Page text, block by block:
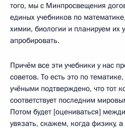
того, мы с Минпросвещения
единых учебников по
химии, биологии и планируем их
апробировать.
Причём все эти учебники у нас
советов. То есть это по
учёными подтверждено, что тот
соответствует последним
Потом будет [оцениваться]
увязать, скажем, когда физику,